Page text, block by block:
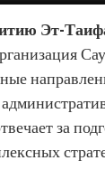
Эт-
за